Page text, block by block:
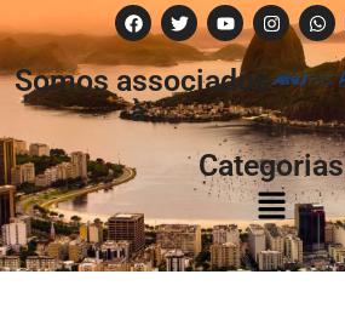
Somos associados
à:
Categorias